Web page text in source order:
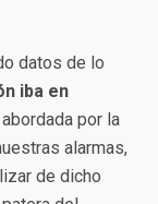
datos de lo
iba en
por la
alarmas,
de dicho